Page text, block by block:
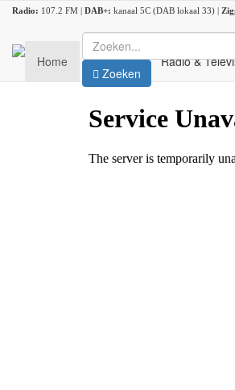
Radio: 107.2 FM | DAB+: kanaal 5C (DAB lokaal 33) |
Home Nieuws Radio &
Zoeken